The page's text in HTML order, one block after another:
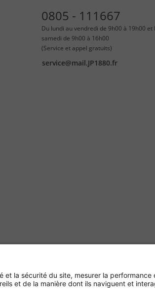
0805 - 111667
Du lundi au vendredi de 9h00 à 19h00 et
samedi de 9h00 à 16h00
(Service et appel gratuits)
service@mail.JP1880.fr